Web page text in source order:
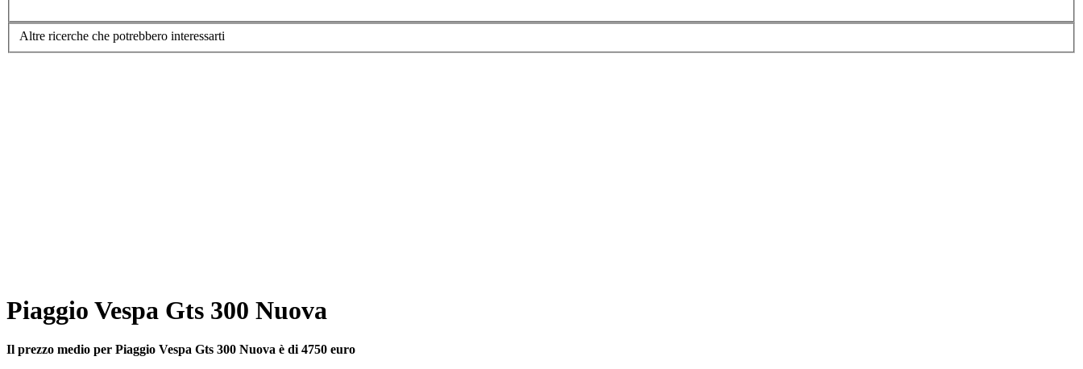
Altre ricerche che potrebbero interessarti
Piaggio Vespa Gts 300 Nuova
Il prezzo medio per Piaggio Vespa Gts 300 Nuova è di 4750 euro